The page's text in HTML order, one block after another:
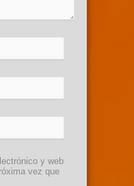
y web
vez que